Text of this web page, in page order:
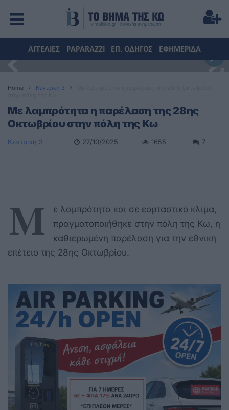
ΑΓΓΕΛΙΕΣ PAPARAZZI ΕΠ. ΟΔΗΓΟΣ ΕΦΗΜΕΡΙΔΑ
Home Κεντρική 3
Με λαμπρότητα η παρέλαση της 28ης
Οκτωβρίου στην πόλη της Κω
Κεντρική 3 27/10/2025 1655 7
Μ
ε λαμπρότητα και σε εορταστικό κλίμα,
πραγματοποιήθηκε στην πόλη της Κω, η
καθιερωμένη παρέλαση για την εθνική
επέτειο της 28ης Οκτωβρίου.